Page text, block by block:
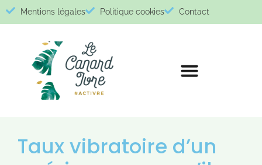
Mentions légales Politique cookies Contact
Taux vibratoire d’un